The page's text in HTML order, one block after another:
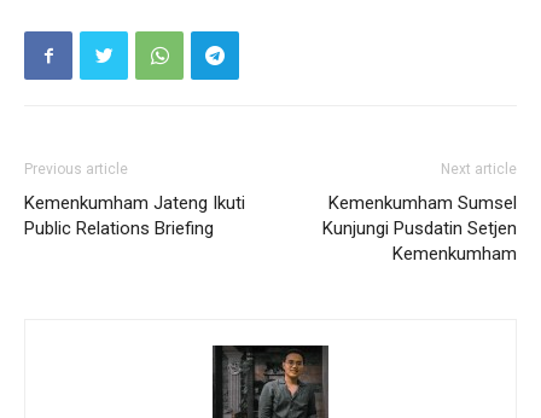
Previous article
Kemenkumham Jateng Ikuti
Public Relations Briefing
Next article
Kemenkumham Sumsel
Kunjungi Pusdatin Setjen
Kemenkumham